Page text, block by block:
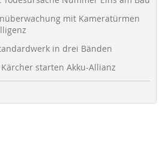
mit Kameratürmen
in drei Bänden
starten Akku-Allianz